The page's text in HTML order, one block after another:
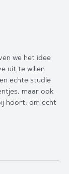
we het idee
uit te willen
echte studie
maar ook
hoort, om echt